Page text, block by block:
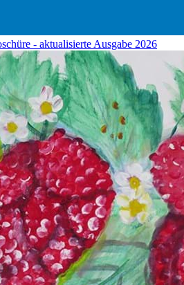
- aktualisierte Ausgabe 2026